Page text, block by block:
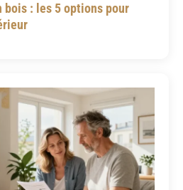
bois : les 5 options pour